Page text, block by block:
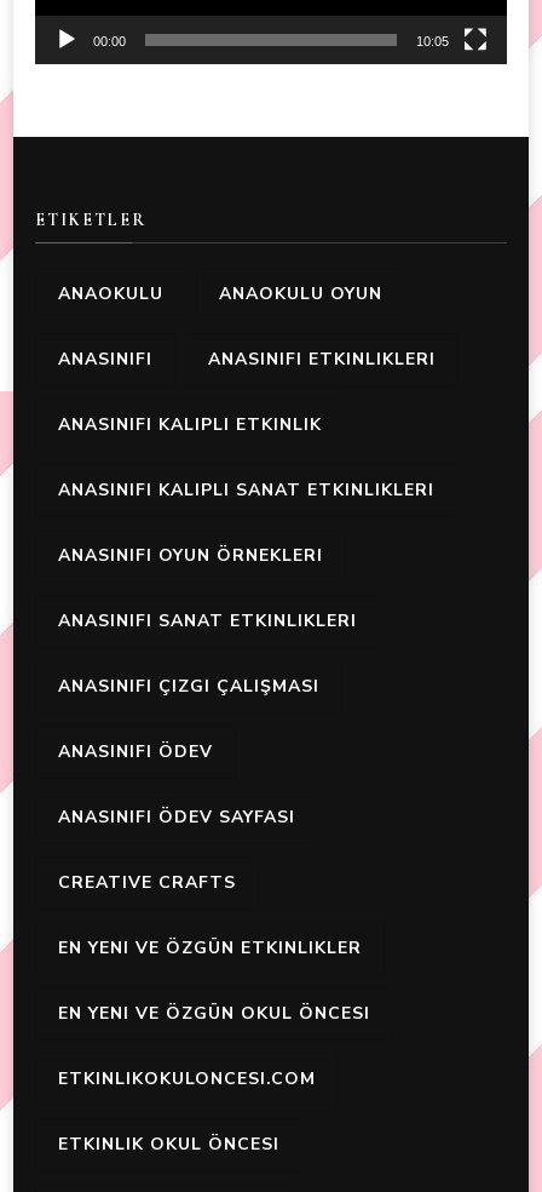
00:00 10:05
ETIKETLER
ANAOKULU ANAOKULU OYUN
ANASINIFI ANASINIFI ETKINLIKLERI
ANASINIFI KALIPLI ETKINLIK
ANASINIFI KALIPLI SANAT ETKINLIKLERI
ANASINIFI OYUN ÖRNEKLERI
ANASINIFI SANAT ETKINLIKLERI
ANASINIFI ÇIZGI ÇALIŞMASI
ANASINIFI ÖDEV
ANASINIFI ÖDEV SAYFASI
CREATIVE CRAFTS
EN YENI VE ÖZGÜN ETKINLIKLER
EN YENI VE ÖZGÜN OKUL ÖNCESI
ETKINLIKOKULONCESI.COM
ETKINLIK OKUL ÖNCESI